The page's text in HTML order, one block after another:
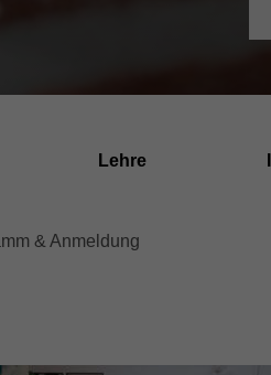
Lehre
& Anmeldung